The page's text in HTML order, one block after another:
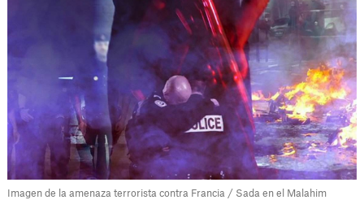
Imagen de la amenaza terrorista contra Francia / Sada en el Malahim